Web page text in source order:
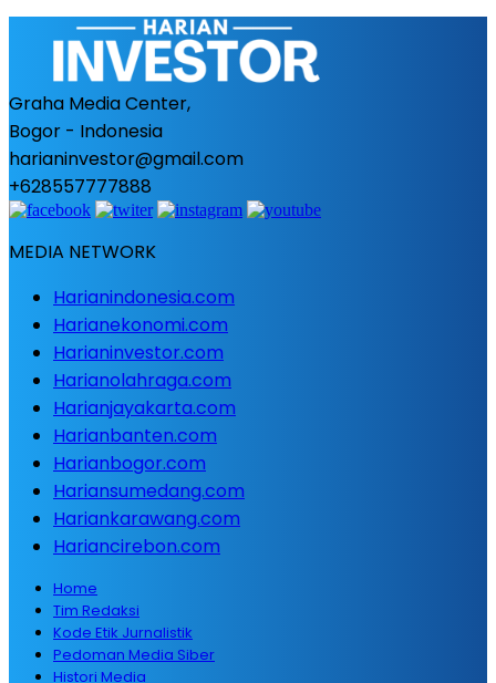
Graha Media Center,
Bogor - Indonesia
harianinvestor@gmail.com
+628557777888
MEDIA NETWORK
Harianindonesia.com
Harianekonomi.com
Harianinvestor.com
Harianolahraga.com
Harianjayakarta.com
Harianbanten.com
Harianbogor.com
Hariansumedang.com
Hariankarawang.com
Hariancirebon.com
Home
Tim Redaksi
Kode Etik Jurnalistik
Pedoman Media Siber
Histori Media